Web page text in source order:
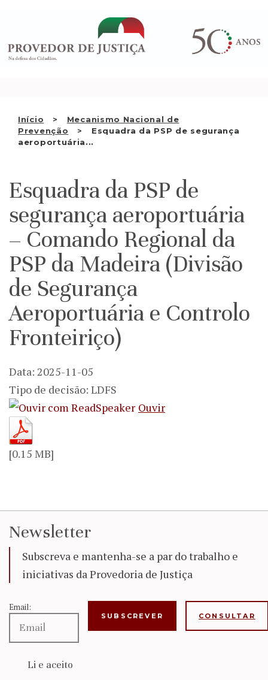
conteúdo
Início
Mecanismo Nacional de
Prevenção
Esquadra da PSP de segurança
aeroportuária...
QUEM SOMOS
ATIVIDADE
RELAÇÕES INTERNACIONAIS
APRESENTAR QUEIXA
Esquadra da PSP de
segurança aeroportuária
– Comando Regional da
PSP da Madeira (Divisão
de Segurança
Aeroportuária e Controlo
Fronteiriço)
Data: 2025-11-05
Tipo de decisão: LDFS
Ouvir
[0.15 MB]
Newsletter
Subscreva e mantenha-se a par do trabalho e
iniciativas da Provedoria de Justiça
Email:
Li e aceito
CONSULTAR